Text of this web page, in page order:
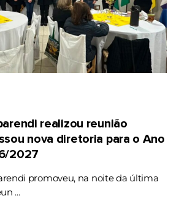
realizou reunião
nova diretoria para o Ano
2027
promoveu, na noite da última
...